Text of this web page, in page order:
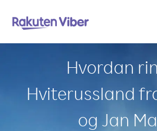
Hvordan
Hviterussland
og Jan